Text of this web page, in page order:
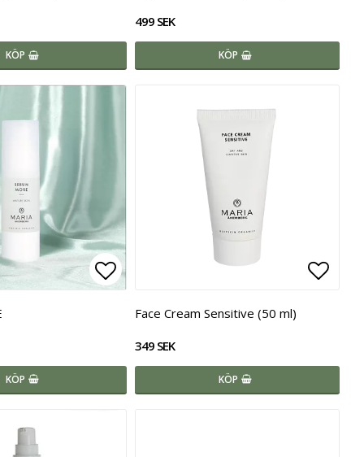
KÖP
499 SEK
KÖP
Lägg till i favoritlistan
KÖP
Face Cream Sensitive (50 ml)
349 SEK
KÖP